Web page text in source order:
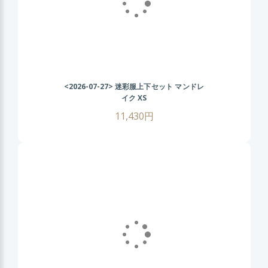
<2026-07-27> 迷彩服上下セット マンドレ
イク XS
11,430円